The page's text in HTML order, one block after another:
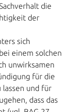
die
der
sich
einem solchen
unwirksamen
für die
lassen und für
dass das